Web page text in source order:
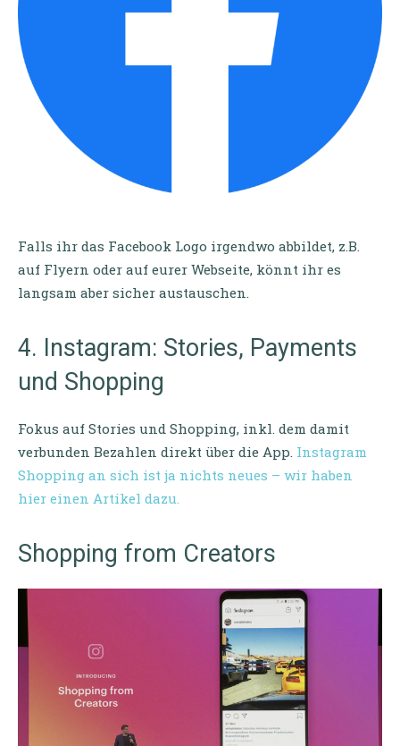
Falls ihr das Facebook Logo irgendwo abbildet, z.B.
auf Flyern oder auf eurer Webseite, könnt ihr es
langsam aber sicher austauschen.
4. Instagram: Stories, Payments
und Shopping
Fokus auf Stories und Shopping, inkl. dem damit
verbunden Bezahlen direkt über die App. Instagram
Shopping an sich ist ja nichts neues – wir haben
hier einen Artikel dazu.
Shopping from Creators